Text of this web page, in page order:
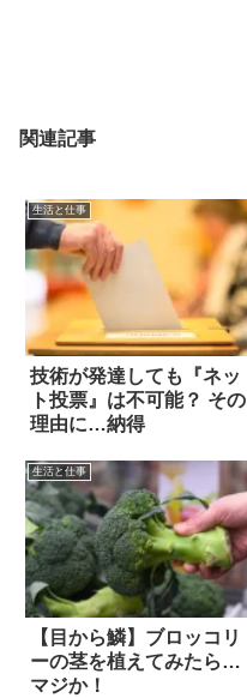
関連記事
生活と仕事
技術が発達しても『ネッ
ト投票』は不可能？ その
理由に…納得
生活と仕事
【目から鱗】ブロッコリ
ーの茎を植えてみたら…
マジか！